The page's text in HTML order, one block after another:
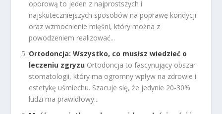
oporową to jeden z najprostszych i
najskuteczniejszych sposobów na poprawę kondycji
oraz wzmocnienie mięśni, który można z
powodzeniem realizować...
Ortodoncja: Wszystko, co musisz wiedzieć o
leczeniu zgryzu Ortodoncja to fascynujący obszar
stomatologii, który ma ogromny wpływ na zdrowie i
estetykę uśmiechu. Szacuje się, że jedynie 20-30%
ludzi ma prawidłowy...